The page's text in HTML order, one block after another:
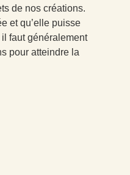
de nos créations.
et qu’elle puisse
faut généralement
pour atteindre la